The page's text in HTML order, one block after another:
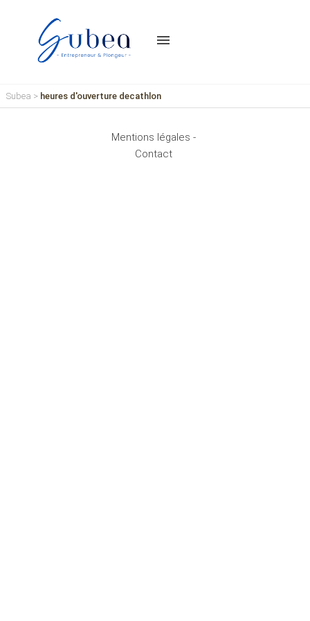
menu
Subea > heures d'ouverture decathlon
Mentions légales -
Contact